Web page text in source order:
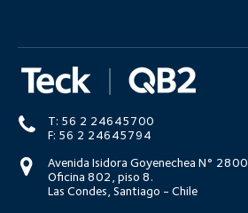
T: 56 2 24645700
F: 56 2 24645794
Avenida Isidora Goyenechea N° 2800,
Oficina 802, piso 8.
Las Condes, Santiago - Chile